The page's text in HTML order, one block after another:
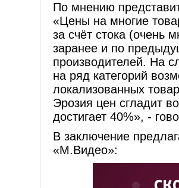
По мнению
«Цены на многие
за счёт стока (очень
заранее и по
производителей. На
на ряд категорий
локализованных
Эрозия цен сгладит
достигает 40%», -
В заключение
«М.Видео»: